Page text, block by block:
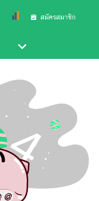
สมัครสมาชิก